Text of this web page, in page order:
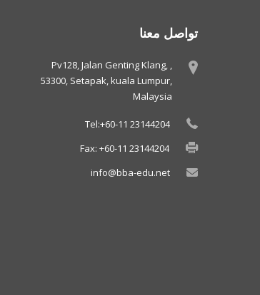
تواصل معنا
Pv128, Jalan Genting Klang, ,
53300, Setapak, kuala Lumpur,
Malaysia
Tel:+60-11 23144204
Fax: +60-11 23144204
info@bba-edu.net